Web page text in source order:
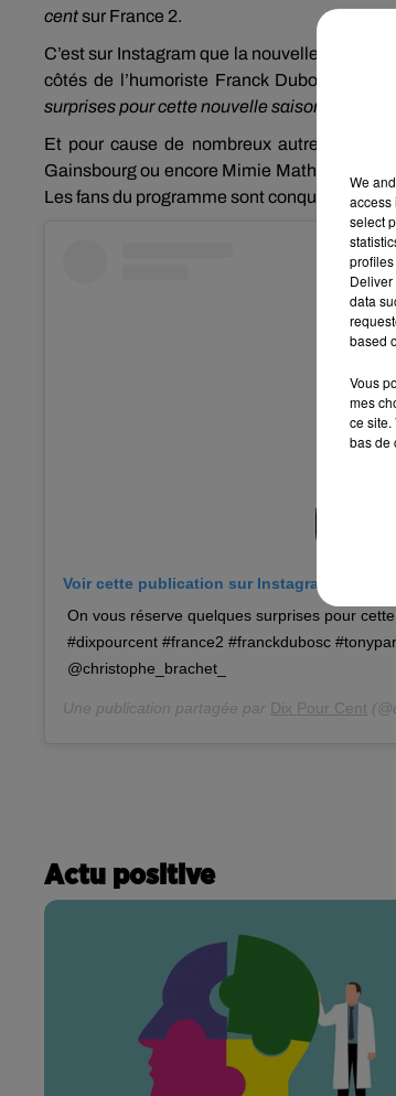
centsur France 2.
C’est sur Instagram que la nouvelle a été
côtés de l’humoriste Franck Dubosc. Les
surprises pour cette nouvelle saison
Et pour cause de nombreux autres noms
Gainsbourg ou encore Mimie Mathie, mais
Les fans du programme sont conquis !
Voir cette publication sur Instagram
On vous réserve quelques surprises pour
#dixpourcent #france2 #franckdubosc
@christophe_brachet_
Une publication partagée par Dix Pour Cent
Actu positive
We and
access
select
data
based
Vous
mes
ce site.
bas de